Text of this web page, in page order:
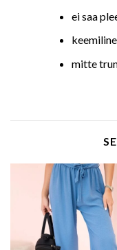
ei saa
mitte
Add to